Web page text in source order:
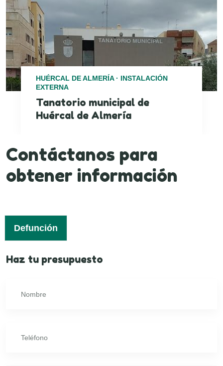
HUÉRCAL DE ALMERÍA · INSTALACIÓN
EXTERNA
Tanatorio municipal de
Huércal de Almería
Contáctanos para
obtener información
Defunción
Haz tu presupuesto